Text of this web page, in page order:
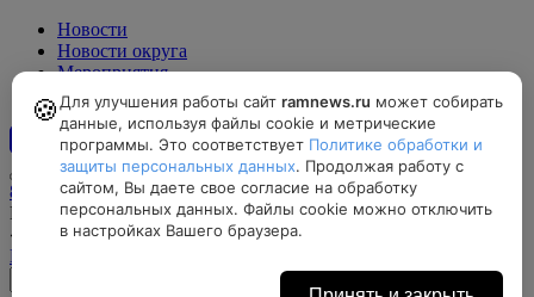
Новости
Новости округа
Мероприятия
Официально
12+
8-496-46-3-12-67, rammedia22@mail.ru
Московская область, г. Раменское, городской парк, стадион
«Сатурн», западная трибуна, строение ¼
Найти на карте
🍪 Для улучшения работы сайт ramnews.ru может собирать
данные, используя файлы cookie и метрические
программы. Это соответствует Политике обработки и
защиты персональных данных. Продолжая работу с
сайтом, Вы даете свое согласие на обработку
персональных данных. Файлы cookie можно отключить
в настройках Вашего браузера.